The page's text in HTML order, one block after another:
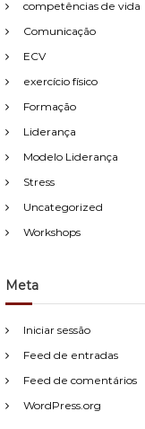
competências de vida
Comunicação
ECV
exercício físico
Formação
Liderança
Modelo Liderança
Stress
Uncategorized
Workshops
Meta
Iniciar sessão
Feed de entradas
Feed de comentários
WordPress.org